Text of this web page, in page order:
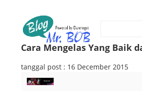
Cara Mengelas Yang Baik
tanggal post : 16 December 2015